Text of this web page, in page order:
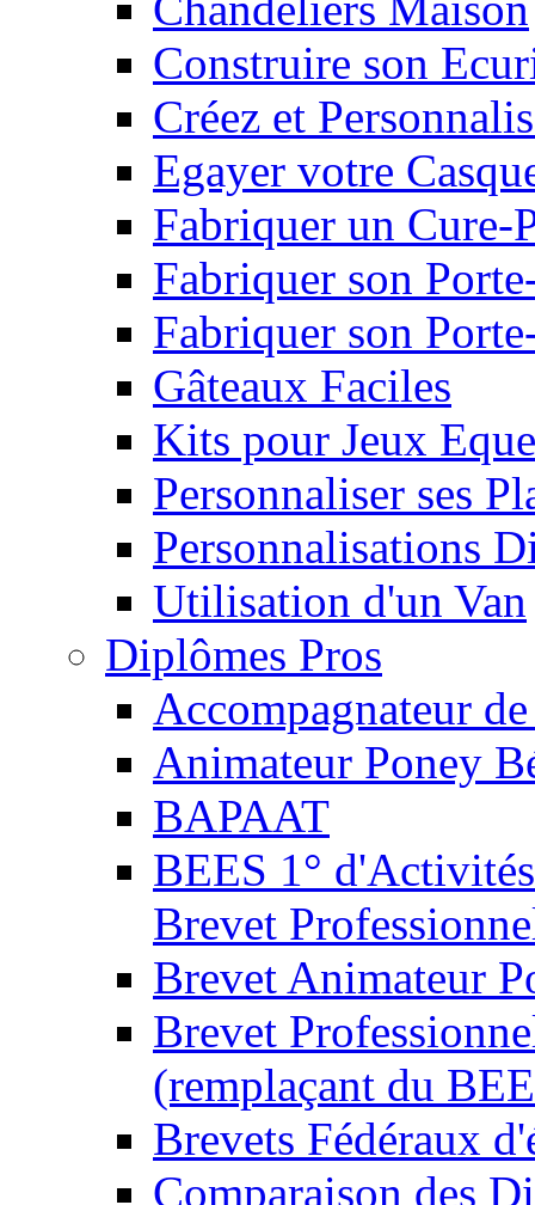
Construire son
Créez et
Egayer votre
Fabriquer un Cure-
Fabriquer son
Fabriquer son
Gâteaux Faciles
Kits pour Jeux
Personnaliser ses
Personnalisations
Utilisation d'un Van
Diplômes Pros
Accompagnateur
Animateur Poney
BAPAAT
BEES 1°
Brevet
Brevet Animateur
Brevet
(remplaçant du
Brevets Fédéraux
Comparaison des